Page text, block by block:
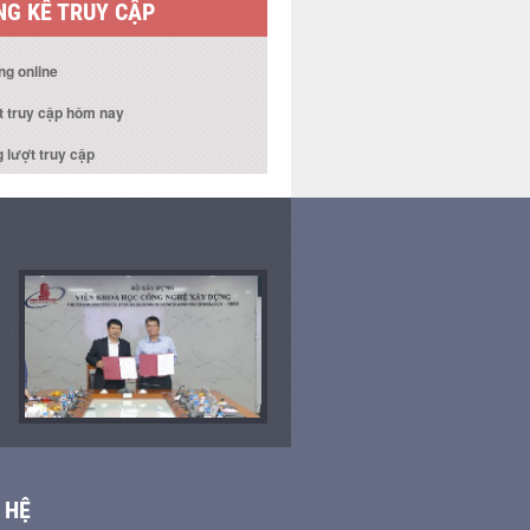
KÊ TRUY CẬP
online
truy cập hôm nay
lượt truy cập